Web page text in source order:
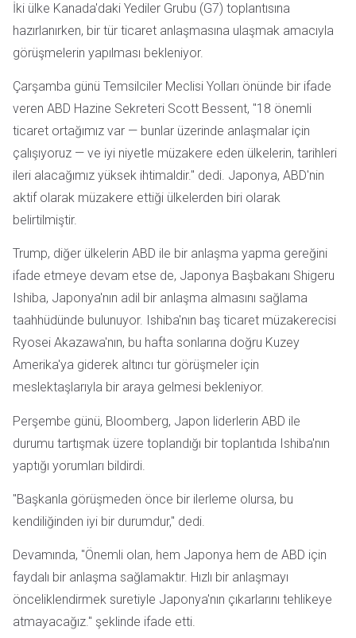
İki ülke Kanada'daki Yediler Grubu (G7) toplantısına
hazırlanırken, bir tür ticaret anlaşmasına ulaşmak amacıyla
görüşmelerin yapılması bekleniyor.
Çarşamba günü Temsilciler Meclisi Yolları önünde bir ifade
veren ABD Hazine Sekreteri Scott Bessent, "18 önemli
ticaret ortağımız var — bunlar üzerinde anlaşmalar için
çalışıyoruz — ve iyi niyetle müzakere eden ülkelerin, tarihleri
ileri alacağımız yüksek ihtimaldir." dedi. Japonya, ABD'nin
aktif olarak müzakere ettiği ülkelerden biri olarak
belirtilmiştir.
Trump, diğer ülkelerin ABD ile bir anlaşma yapma gereğini
ifade etmeye devam etse de, Japonya Başbakanı Shigeru
Ishiba, Japonya'nın adil bir anlaşma almasını sağlama
taahhüdünde bulunuyor. Ishiba'nın baş ticaret müzakerecisi
Ryosei Akazawa'nın, bu hafta sonlarına doğru Kuzey
Amerika'ya giderek altıncı tur görüşmeler için
meslektaşlarıyla bir araya gelmesi bekleniyor.
Perşembe günü, Bloomberg, Japon liderlerin ABD ile
durumu tartışmak üzere toplandığı bir toplantıda Ishiba'nın
yaptığı yorumları bildirdi.
"Başkanla görüşmeden önce bir ilerleme olursa, bu
kendiliğinden iyi bir durumdur," dedi.
Devamında, "Önemli olan, hem Japonya hem de ABD için
faydalı bir anlaşma sağlamaktır. Hızlı bir anlaşmayı
önceliklendirmek suretiyle Japonya'nın çıkarlarını tehlikeye
atmayacağız." şeklinde ifade etti.